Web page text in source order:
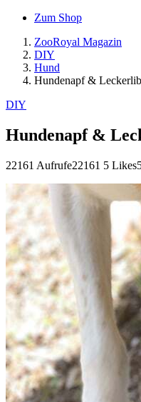
Zum Shop
ZooRoyal Magazin
DIY
Hund
Hundenapf &
DIY
Hundenapf &
22161 Aufrufe22161 5 Likes